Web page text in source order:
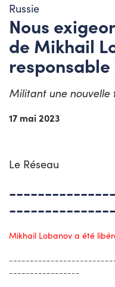
Russie
Nous
de Mikhail
Militant une
17 mai 2023
Le Réseau
Mikhail Lobanov a été
-----------------